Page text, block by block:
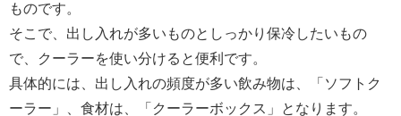
ものです。
そこで、出し入れが多いものとしっかり保冷したいもの
で、クーラーを使い分けると便利です。
具体的には、出し入れの頻度が多い飲み物は、「ソフトク
ーラー」、食材は、「クーラーボックス」となります。